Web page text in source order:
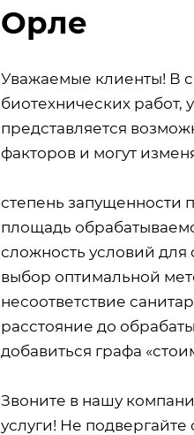
Орле
Уважаемые клиенты! В
биотехнических работ,
представляется
факторов и могут
степень запущенности
площадь
сложность условий
выбор оптимальной
несоответствие
расстояние до
добавиться графа
Звоните в нашу
услуги! Не